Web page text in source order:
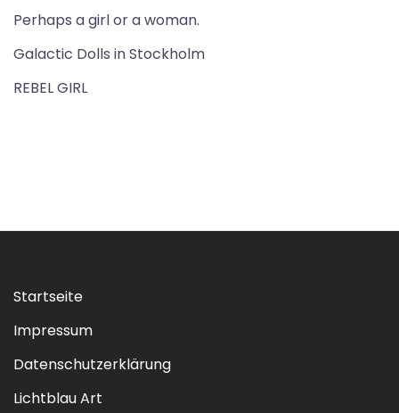
Perhaps a girl or a woman.
Galactic Dolls in Stockholm
REBEL GIRL
Startseite
Impressum
Datenschutzerklärung
Lichtblau Art